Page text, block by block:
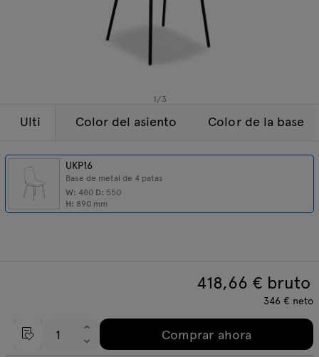
1/3
Ulti
UKP16
Base de metal de 4 patas
W: 480 D: 550
H: 890 mm
Color del asiento Color de la base
418,66 € bruto
346 € neto
Comprar ahora